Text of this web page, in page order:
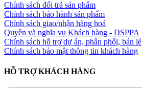
Chính sách đổi trả sản phẩm
Chính sách bảo hành sản phẩm
Chính sách giao/nhận hàng hoá
Quyền và nghĩa vụ Khách hàng - DSPPA
Chính sách hỗ trợ dự án, phân phối, bán lẻ
Chính sách bảo mật thông tin khách hàng
HỖ TRỢ KHÁCH HÀNG